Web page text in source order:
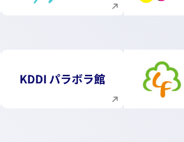
で開く 新規ウィンドウで開く